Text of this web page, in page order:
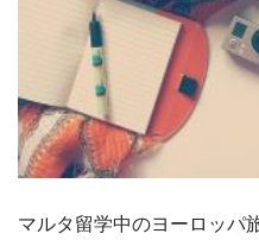
マルタ留学中のヨーロッパ